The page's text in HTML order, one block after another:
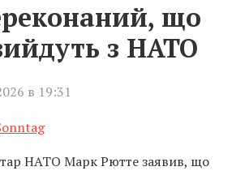
що
з НАТО
в 19:31
НАТО Марк Рютте заявив, що